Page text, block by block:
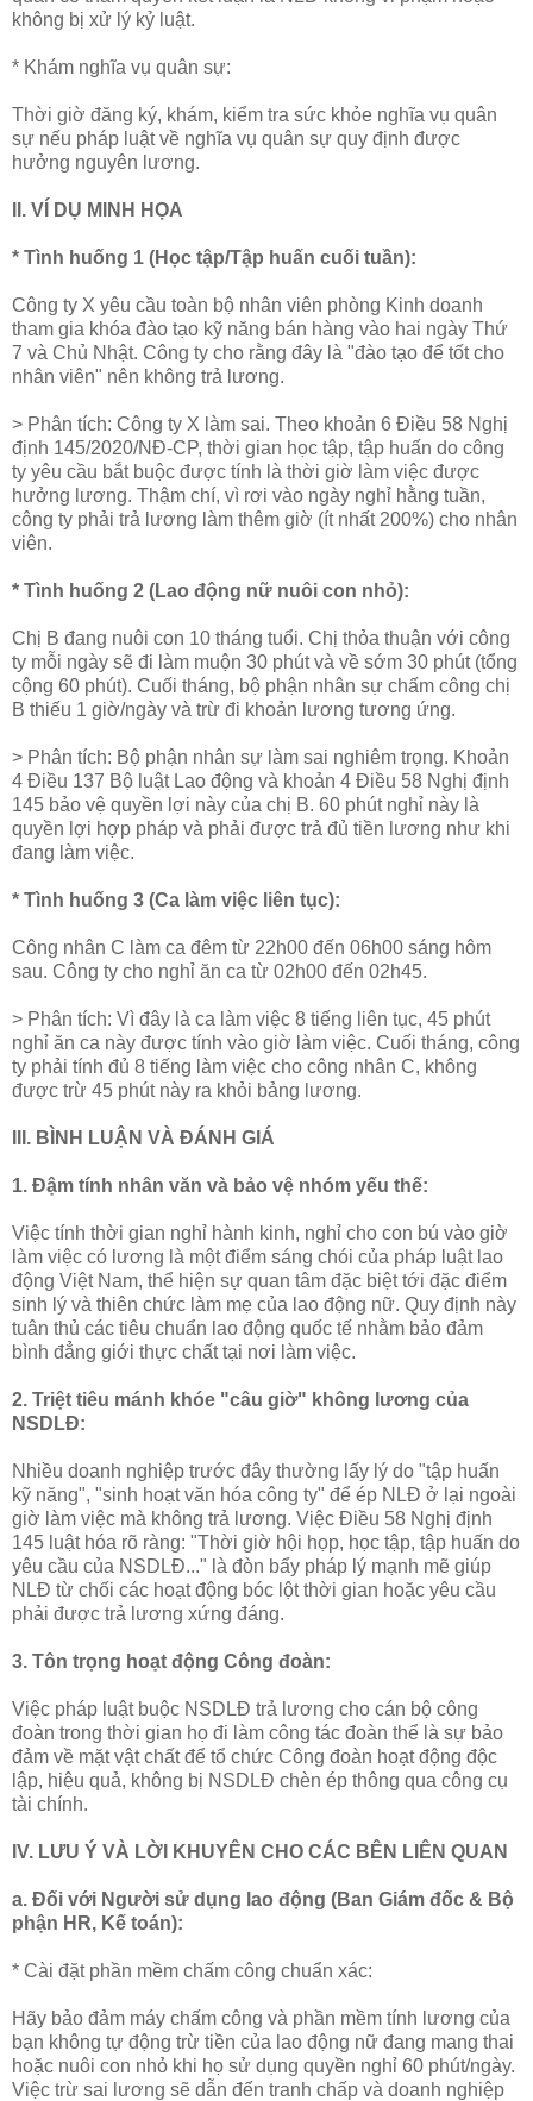
không bị xử lý kỷ luật.
* Khám nghĩa vụ quân sự:
Thời giờ đăng ký, khám, kiểm tra sức khỏe nghĩa vụ quân
sự nếu pháp luật về nghĩa vụ quân sự quy định được
hưởng nguyên lương.
II. VÍ DỤ MINH HỌA
* Tình huống 1 (Học tập/Tập huấn cuối tuần):
Công ty X yêu cầu toàn bộ nhân viên phòng Kinh doanh
tham gia khóa đào tạo kỹ năng bán hàng vào hai ngày Thứ
7 và Chủ Nhật. Công ty cho rằng đây là "đào tạo để tốt cho
nhân viên" nên không trả lương.
> Phân tích: Công ty X làm sai. Theo khoản 6 Điều 58 Nghị
định 145/2020/NĐ-CP, thời gian học tập, tập huấn do công
ty yêu cầu bắt buộc được tính là thời giờ làm việc được
hưởng lương. Thậm chí, vì rơi vào ngày nghỉ hằng tuần,
công ty phải trả lương làm thêm giờ (ít nhất 200%) cho nhân
viên.
* Tình huống 2 (Lao động nữ nuôi con nhỏ):
Chị B đang nuôi con 10 tháng tuổi. Chị thỏa thuận với công
ty mỗi ngày sẽ đi làm muộn 30 phút và về sớm 30 phút (tổng
cộng 60 phút). Cuối tháng, bộ phận nhân sự chấm công chị
B thiếu 1 giờ/ngày và trừ đi khoản lương tương ứng.
> Phân tích: Bộ phận nhân sự làm sai nghiêm trọng. Khoản
4 Điều 137 Bộ luật Lao động và khoản 4 Điều 58 Nghị định
145 bảo vệ quyền lợi này của chị B. 60 phút nghỉ này là
quyền lợi hợp pháp và phải được trả đủ tiền lương như khi
đang làm việc.
* Tình huống 3 (Ca làm việc liên tục):
Công nhân C làm ca đêm từ 22h00 đến 06h00 sáng hôm
sau. Công ty cho nghỉ ăn ca từ 02h00 đến 02h45.
> Phân tích: Vì đây là ca làm việc 8 tiếng liên tục, 45 phút
nghỉ ăn ca này được tính vào giờ làm việc. Cuối tháng, công
ty phải tính đủ 8 tiếng làm việc cho công nhân C, không
được trừ 45 phút này ra khỏi bảng lương.
III. BÌNH LUẬN VÀ ĐÁNH GIÁ
1. Đậm tính nhân văn và bảo vệ nhóm yếu thế:
Việc tính thời gian nghỉ hành kinh, nghỉ cho con bú vào giờ
làm việc có lương là một điểm sáng chói của pháp luật lao
động Việt Nam, thể hiện sự quan tâm đặc biệt tới đặc điểm
sinh lý và thiên chức làm mẹ của lao động nữ. Quy định này
tuân thủ các tiêu chuẩn lao động quốc tế nhằm bảo đảm
bình đẳng giới thực chất tại nơi làm việc.
2. Triệt tiêu mánh khóe "câu giờ" không lương của
NSDLĐ:
Nhiều doanh nghiệp trước đây thường lấy lý do "tập huấn
kỹ năng", "sinh hoạt văn hóa công ty" để ép NLĐ ở lại ngoài
giờ làm việc mà không trả lương. Việc Điều 58 Nghị định
145 luật hóa rõ ràng: "Thời giờ hội họp, học tập, tập huấn do
yêu cầu của NSDLĐ..." là đòn bẩy pháp lý mạnh mẽ giúp
NLĐ từ chối các hoạt động bóc lột thời gian hoặc yêu cầu
phải được trả lương xứng đáng.
3. Tôn trọng hoạt động Công đoàn:
Việc pháp luật buộc NSDLĐ trả lương cho cán bộ công
đoàn trong thời gian họ đi làm công tác đoàn thể là sự bảo
đảm về mặt vật chất để tổ chức Công đoàn hoạt động độc
lập, hiệu quả, không bị NSDLĐ chèn ép thông qua công cụ
tài chính.
IV. LƯU Ý VÀ LỜI KHUYÊN CHO CÁC BÊN LIÊN QUAN
a. Đối với Người sử dụng lao động (Ban Giám đốc & Bộ
phận HR, Kế toán):
* Cài đặt phần mềm chấm công chuẩn xác:
Hãy bảo đảm máy chấm công và phần mềm tính lương của
bạn không tự động trừ tiền của lao động nữ đang mang thai
hoặc nuôi con nhỏ khi họ sử dụng quyền nghỉ 60 phút/ngày.
Việc trừ sai lương sẽ dẫn đến tranh chấp và doanh nghiệp